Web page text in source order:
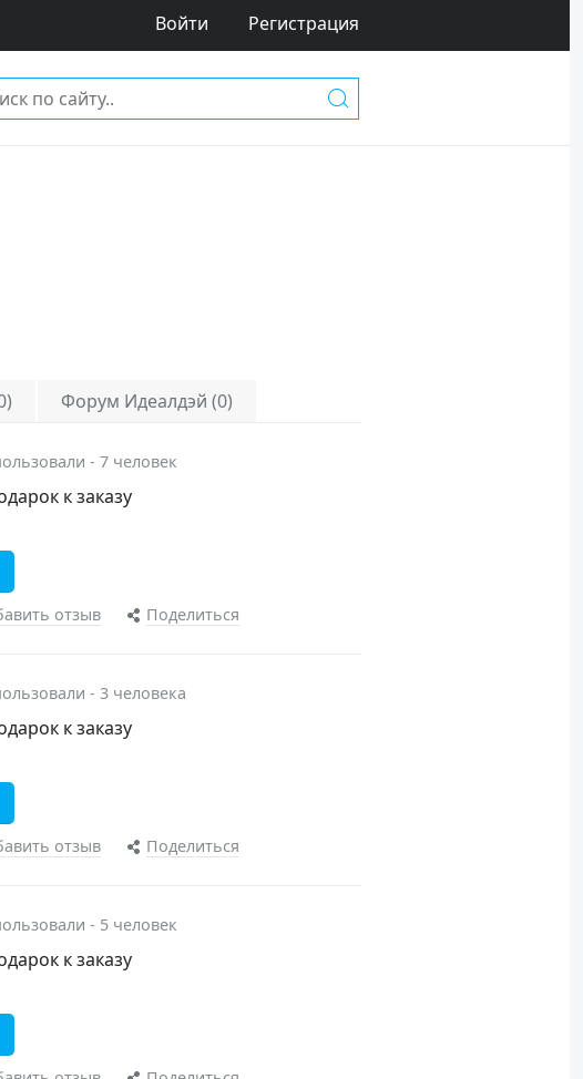
Войти Регистрация
Форум Идеалдэй (0)
- 7 человек
к заказу
отзыв Поделиться
- 3 человека
к заказу
отзыв Поделиться
- 5 человек
к заказу